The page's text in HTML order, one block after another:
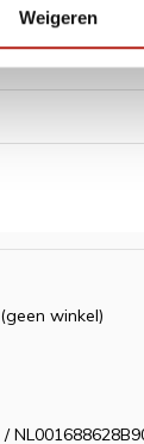
Weigeren
winkel)